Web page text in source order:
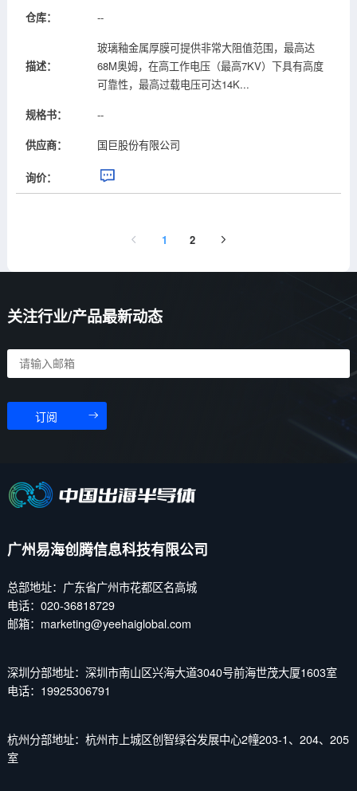
仓库：
--
描述：
玻璃釉金属厚膜可提供非常大阻值范围，最高达
68M奥姆，在高工作电压（最高7KV）下具有高度
可靠性，最高过载电压可达14K...
规格书：
--
供应商：
国巨股份有限公司
询价：
1 2
关注行业/产品最新动态
订阅
广州易海创腾信息科技有限公司
总部地址：广东省广州市花都区名高城
电话：020-36818729
邮箱：marketing@yeehaiglobal.com
深圳分部地址：深圳市南山区兴海大道3040号前海世茂大厦1603室
电话：19925306791
杭州分部地址：杭州市上城区创智绿谷发展中心2幢203-1、204、205
室